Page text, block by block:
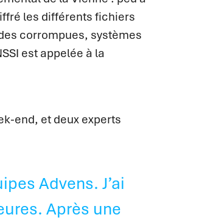
les différents fichiers
corrompues, systèmes
est appelée à la
end, et deux experts
Advens. J’ai
Après une